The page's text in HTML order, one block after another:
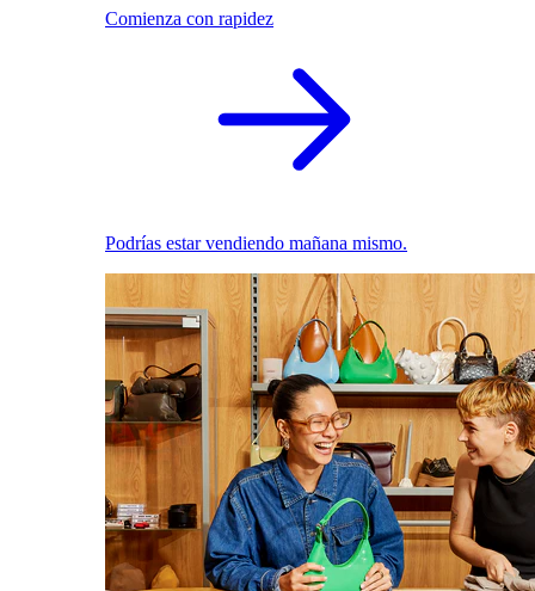
Comienza con rapidez
Podrías estar vendiendo mañana mismo.